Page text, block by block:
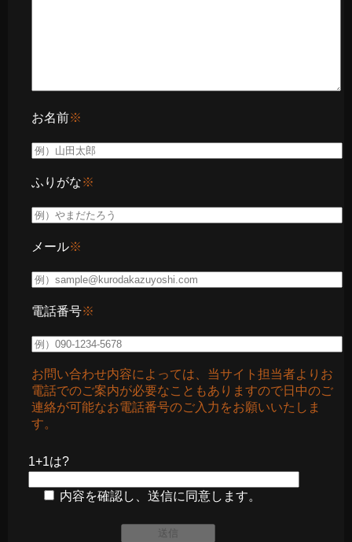
お名前※
ふりがな※
メール※
電話番号※
お問い合わせ内容によっては、当サイト担当者よりお
電話でのご案内が必要なこともありますので日中のご
連絡が可能なお電話番号のご入力をお願いいたしま
す。
1+1は?
内容を確認し、送信に同意します。